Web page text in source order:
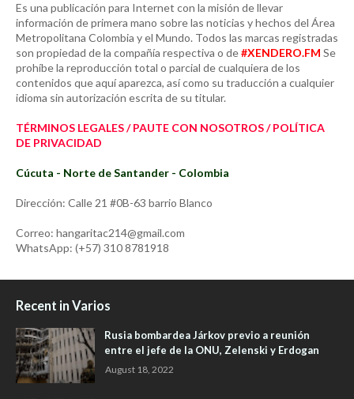
Es una publicación para Internet con la misión de llevar
información de primera mano sobre las noticias y hechos del Área
Metropolitana Colombia y el Mundo. Todos las marcas registradas
son propiedad de la compañía respectiva o de#XENDERO.FM Se
prohíbe la reproducción total o parcial de cualquiera de los
contenidos que aquí aparezca, así como su traducción a cualquier
idioma sin autorización escrita de su titular.
TÉRMINOS LEGALES / PAUTE CON NOSOTROS / POLÍTICA
DE PRIVACIDAD
Cúcuta - Norte de Santander - Colombia
Dirección: Calle 21 #0B-63 barrio Blanco
Correo: hangaritac214@gmail.com
WhatsApp: (+57) 310 8781918
Recent in Varios
Rusia bombardea Járkov previo a reunión
entre el jefe de la ONU, Zelenski y Erdogan
August 18, 2022